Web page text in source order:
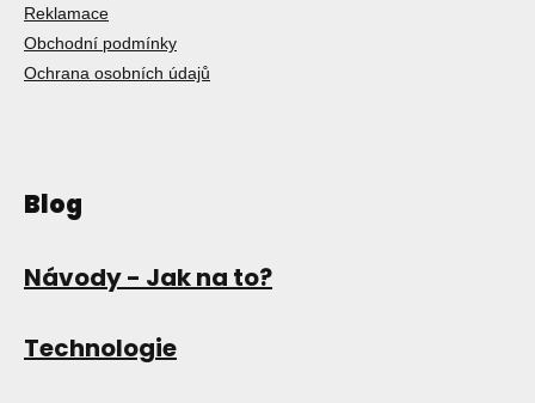
Reklamace
Obchodní podmínky
Ochrana osobních údajů
Blog
Návody - Jak na to?
Technologie